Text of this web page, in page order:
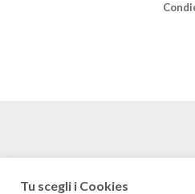
Tu scegli i Cookies